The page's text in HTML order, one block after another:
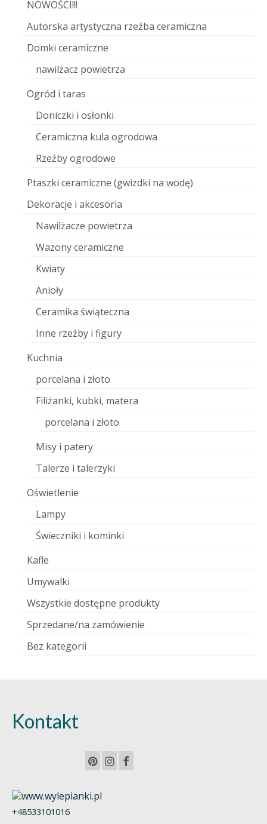
NOWOŚCI!!!
Autorska artystyczna rzeźba ceramiczna
Domki ceramiczne
nawilżacz powietrza
Ogród i taras
Doniczki i osłonki
Ceramiczna kula ogrodowa
Rzeźby ogrodowe
Ptaszki ceramiczne (gwizdki na wodę)
Dekoracje i akcesoria
Nawilżacze powietrza
Wazony ceramiczne
Kwiaty
Anioły
Ceramika świąteczna
Inne rzeźby i figury
Kuchnia
porcelana i złoto
Filiżanki, kubki, matera
porcelana i złoto
Misy i patery
Talerze i talerzyki
Oświetlenie
Lampy
Świeczniki i kominki
Kafle
Umywalki
Wszystkie dostępne produkty
Sprzedane/na zamówienie
Bez kategorii
Kontakt
+48533101016